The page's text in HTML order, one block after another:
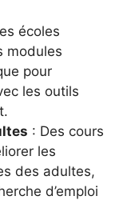
écoles
modules
pour
les outils
: Des cours
les
des adultes,
d’emploi